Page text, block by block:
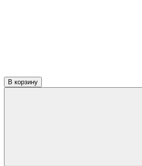
В корзину